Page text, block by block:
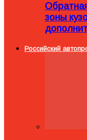
зоны
Российский